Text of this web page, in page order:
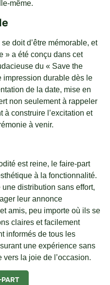
même.
doit d’être mémorable, et
» a été conçu dans cet
du « Save the
impression durable dès le
de la date, mise en
non seulement à rappeler
à construire l’excitation et
à venir.
est reine, le faire-part
à la fonctionnalité.
distribution sans effort,
leur annonce
amis, peu importe où ils se
claires et facilement
informés de tous les
une expérience sans
la joie de l’occasion.